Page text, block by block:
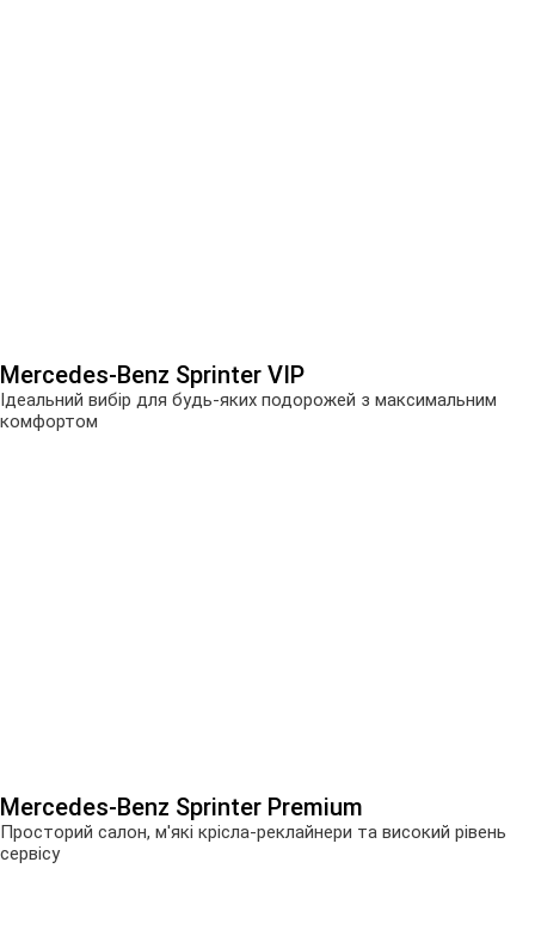
Mercedes-Benz Sprinter VIP
Ідеальний вибір для будь-яких подорожей з максимальним
комфортом
Mercedes-Benz Sprinter Premium
Просторий салон, м'які крісла-реклайнери та високий рівень
сервісу